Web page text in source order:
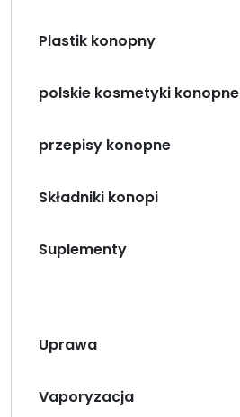
Plastik konopny
polskie kosmetyki konopne
przepisy konopne
Składniki konopi
Suplementy
Uprawa
Vaporyzacja